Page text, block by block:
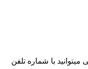
با شماره تلفن